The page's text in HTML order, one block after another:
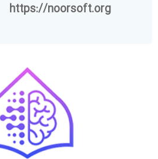
https://noorsoft.org